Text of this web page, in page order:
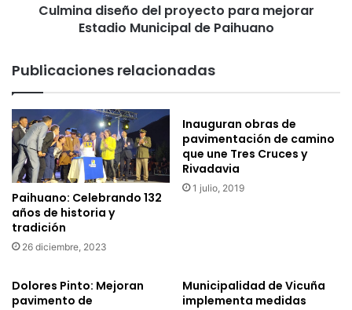
PaihuanoCulmina diseño del proyecto para mejorar
Estadio Municipal de Paihuano
Publicaciones relacionadas
Paihuano: Celebrando 132
años de historia y
tradición
26 diciembre, 2023
Inauguran obras de
pavimentación de camino
que une Tres Cruces y
Rivadavia
1 julio, 2019
Dolores Pinto: Mejoran
pavimento de
Municipalidad de Vicuña
implementa medidas